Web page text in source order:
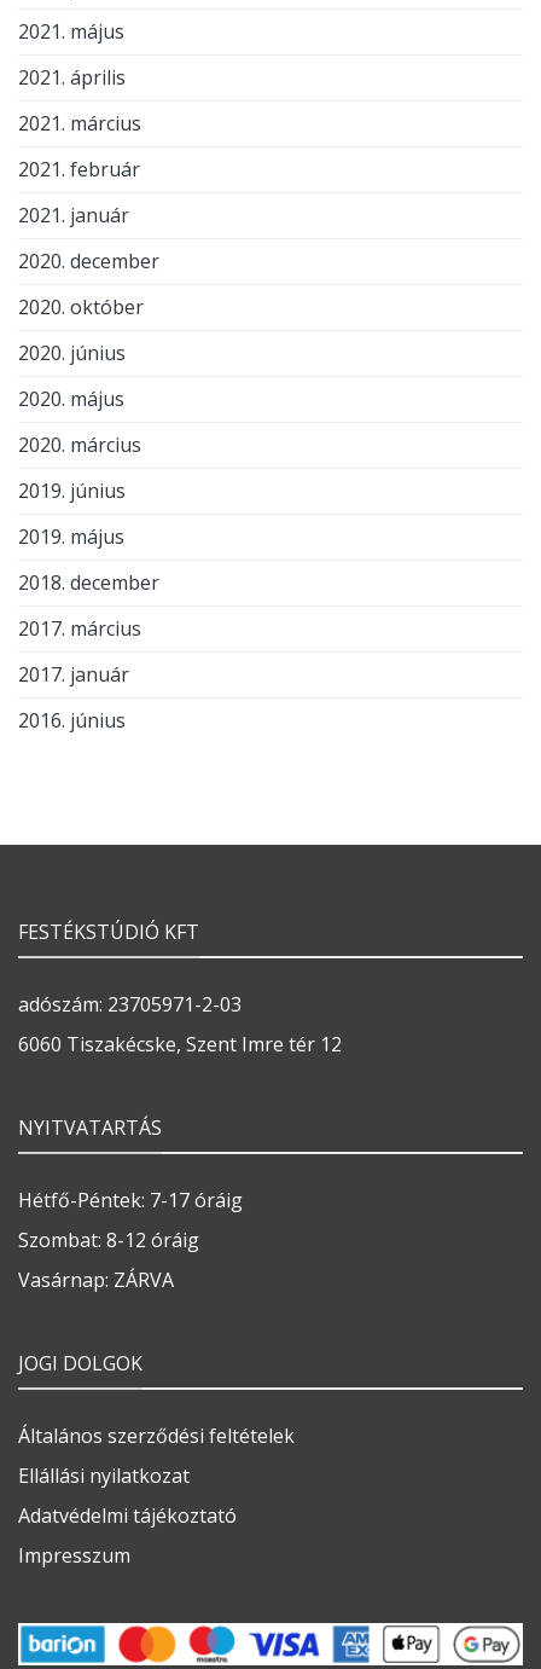
2021. május
2021. április
2021. március
2021. február
2021. január
2020. december
2020. október
2020. június
2020. május
2020. március
2019. június
2019. május
2018. december
2017. március
2017. január
2016. június
FESTÉKSTÚDIÓ KFT
adószám: 23705971-2-03
6060 Tiszakécske, Szent Imre tér 12
NYITVATARTÁS
Hétfő-Péntek: 7-17 óráig
Szombat: 8-12 óráig
Vasárnap: ZÁRVA
JOGI DOLGOK
Általános szerződési feltételek
Ellállási nyilatkozat
Adatvédelmi tájékoztató
Impresszum